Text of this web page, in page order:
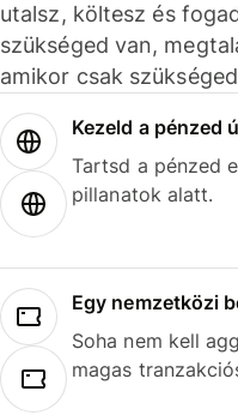
utalsz, költesz és
szükséged van,
amikor csak
Kezeld a pénzed
Tartsd a pénzed
pillanatok alatt.
Egy nemzetközi
Soha nem kell
magas